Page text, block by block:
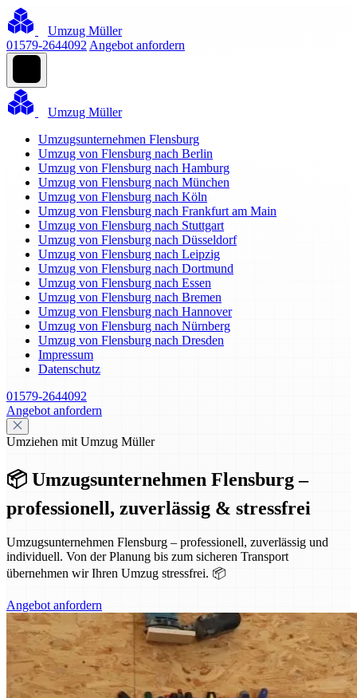
Umzug Müller
01579-2644092 Angebot anfordern
Umzug Müller
Umzugsunternehmen Flensburg
Umzug von Flensburg nach Berlin
Umzug von Flensburg nach Hamburg
Umzug von Flensburg nach München
Umzug von Flensburg nach Köln
Umzug von Flensburg nach Frankfurt am Main
Umzug von Flensburg nach Stuttgart
Umzug von Flensburg nach Düsseldorf
Umzug von Flensburg nach Leipzig
Umzug von Flensburg nach Dortmund
Umzug von Flensburg nach Essen
Umzug von Flensburg nach Bremen
Umzug von Flensburg nach Hannover
Umzug von Flensburg nach Nürnberg
Umzug von Flensburg nach Dresden
Impressum
Datenschutz
01579-2644092
Angebot anfordern
Umziehen mit Umzug Müller
📦 Umzugsunternehmen Flensburg –
professionell, zuverlässig & stressfrei
Umzugsunternehmen Flensburg – professionell, zuverlässig und
individuell. Von der Planung bis zum sicheren Transport
übernehmen wir Ihren Umzug stressfrei. 📦
Angebot anfordern